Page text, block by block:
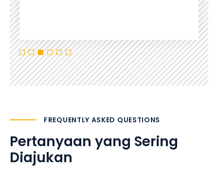
FREQUENTLY ASKED QUESTIONS
Pertanyaan yang Sering
Diajukan